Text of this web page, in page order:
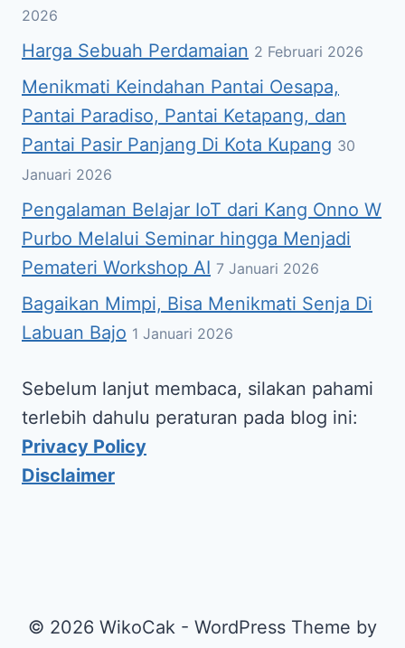
2026
Harga Sebuah Perdamaian 2 Februari 2026
Menikmati Keindahan Pantai Oesapa,
Pantai Paradiso, Pantai Ketapang, dan
Pantai Pasir Panjang Di Kota Kupang 30
Januari 2026
Pengalaman Belajar IoT dari Kang Onno W
Purbo Melalui Seminar hingga Menjadi
Pemateri Workshop AI 7 Januari 2026
Bagaikan Mimpi, Bisa Menikmati Senja Di
Labuan Bajo 1 Januari 2026
Sebelum lanjut membaca, silakan pahami
terlebih dahulu peraturan pada blog ini:
Privacy Policy
Disclaimer
© 2026 WikoCak - WordPress Theme by